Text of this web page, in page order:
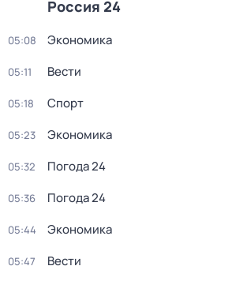
Россия 24
05:08 Экономика
05:11 Вести
05:18 Спорт
05:23 Экономика
05:32 Погода 24
05:36 Погода 24
05:44 Экономика
05:47 Вести